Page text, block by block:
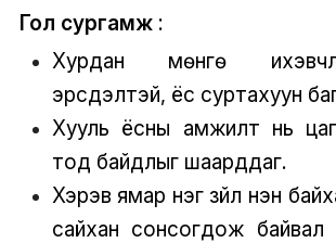
Гол сургамж:
Хурдан мөнгө
эрсдэлтэй, ёс суртахуун
Хууль ёсны амжилт нь
тод байдлыг шаарддаг.
Хэрэв ямар нэг зүйл үнэн
сайхан сонсогдож